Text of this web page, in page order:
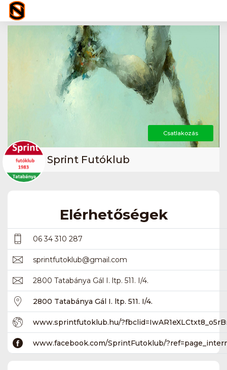
Csatlakozás
Sprint Futóklub
Elérhetőségek
06 34 310 287
sprintfutoklub@gmail.com
2800 Tatabánya Gál I. ltp. 511. I/4.
2800 Tatabánya Gál I. ltp. 511. I/4.
www.sprintfutoklub.hu/
www.facebook.com/SprintFutoklub/